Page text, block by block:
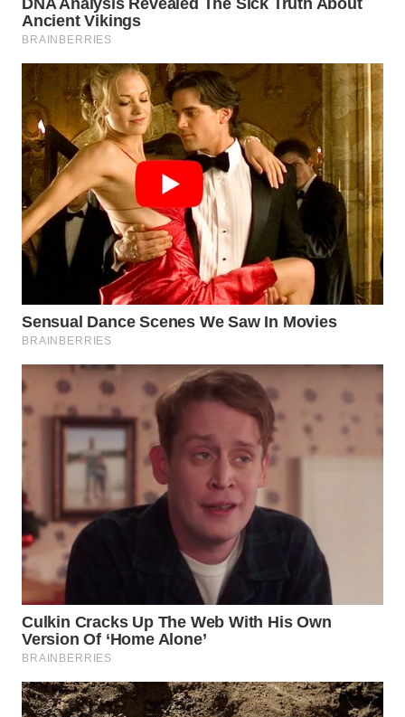
NIAS
LANGKAT
WN
TAPANULI
SELATAN
WN
TANJUNG
LESUNG
KARO
WN
SIMALUNGUN
WN
LABUHANBATU
TAPANULI
TENGAH
WN DELI
SERDANG
WN
TINGGI